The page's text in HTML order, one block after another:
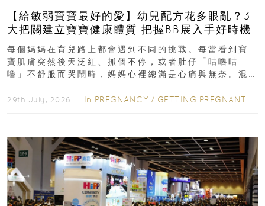
【給敏弱寶寶最好的愛】幼兒配方花多眼亂？3
大把關建立寶寶健康體質 把握BB展入手好時機
每個媽媽在育兒路上都會遇到不同的挑戰。每當看到寶
寶肌膚突然後天泛紅、抓個不停，或者肚仔「咕嚕咕
嚕」不舒服而哭鬧時，媽媽心裡總滿是心痛與無奈。混
29th July, 2026 ｜ In PREGNANCY / GETTING PREGNANT